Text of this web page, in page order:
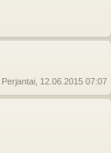
, Perjantai, 12.06.2015 07:07